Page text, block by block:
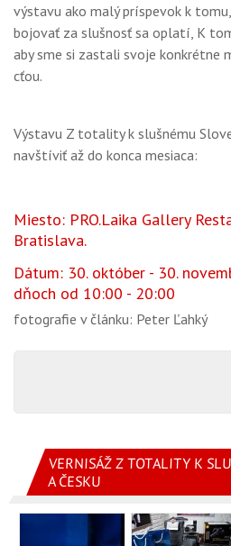
výstavu ako malý príspevok k
bojovať za slušnosť sa oplatí, K
aby sme si zastali svoje konkrétne
cťou.
Výstavu Z totality k slušnému
navštíviť až do konca mesiaca:
Miesto: PRO.Laika Gallery
Bratislava.
Dátum: 30. október - 30.
dňoch od 10:00 - 20:00
fotografie v článku: Peter Ľahký
VERNISÁŽ Z TOTALITY K
A ČESKU